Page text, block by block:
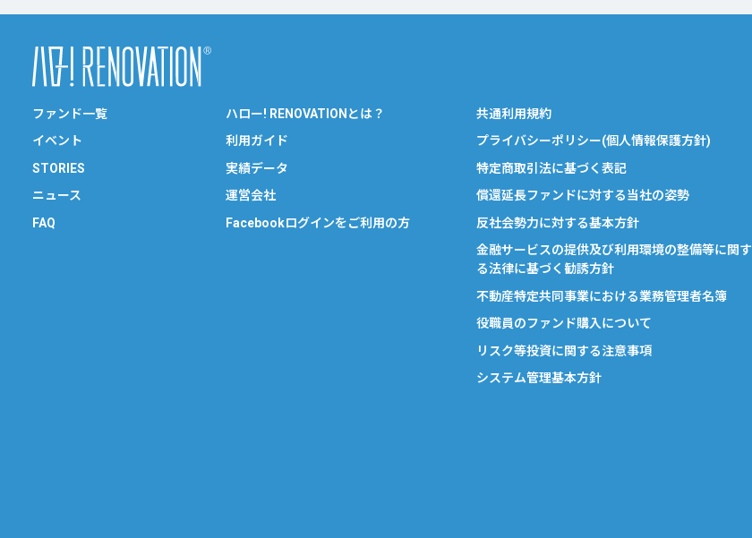
ファンド一覧
イベント
STORIES
ニュース
FAQ
ハロー! RENOVATIONとは？
利用ガイド
実績データ
運営会社
Facebookログインをご利用の方
共通利用規約
プライバシーポリシー(個人情報保護方針)
特定商取引法に基づく表記
償還延長ファンドに対する当社の姿勢
反社会勢力に対する基本方針
金融サービスの提供及び利用環境の整備等に関す
る法律に基づく勧誘方針
不動産特定共同事業における業務管理者名簿
役職員のファンド購入について
リスク等投資に関する注意事項
システム管理基本方針